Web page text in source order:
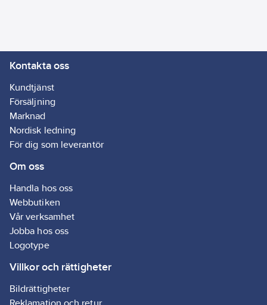
Kontakta oss
Kundtjänst
Försäljning
Marknad
Nordisk ledning
För dig som leverantör
Om oss
Handla hos oss
Webbutiken
Vår verksamhet
Jobba hos oss
Logotype
Villkor och rättigheter
Bildrättigheter